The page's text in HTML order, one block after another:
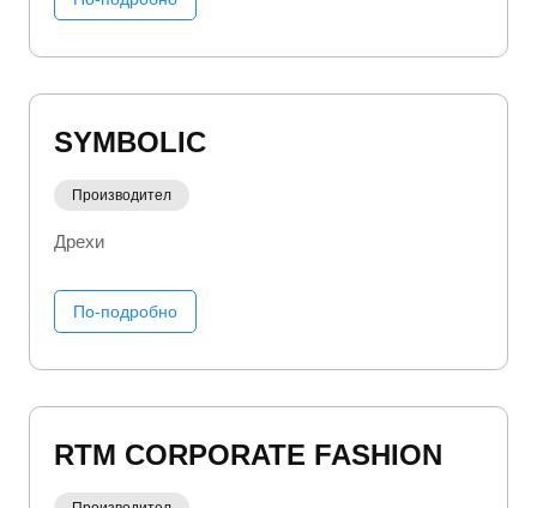
SYMBOLIC
Производител
Дрехи
По-подробно
RTM CORPORATE FASHION